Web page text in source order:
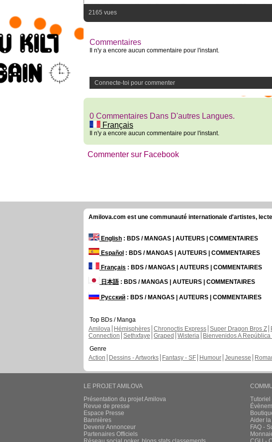
2165 vues
Commentaires
Il n'y a encore aucun commentaire pour l'instant.
Connecte-toi pour commenter
0 Commentaires Dans D'autres Langues.
Français
Il n'y a encore aucun commentaire pour l'instant.
Commenter sur Facebook
Amilova.com est une communauté internationale d'artistes,
English : BDS / MANGAS | AUTEURS | COMMENTAIRES
Español : BDS / MANGAS | AUTEURS | COMMENTAIRES
Français : BDS / MANGAS | AUTEURS | COMMENTAIRES
日本語: BDS / MANGAS | AUTEURS | COMMENTAIRES
Русский : BDS / MANGAS | AUTEURS | COMMENTAIRES
Top BDs / Manga
Amilova
Hémisphères Chronoctis Express Super Dragon Bros Z
Connection Sethxfaye Graped Wisteria Bienvenidos A República
Genre
Action
Dessins - Artworks Fantasy - SF Humour Jeunesse
LE PROJET AMILOVA
Présentation du projet Amilova
Revue de presse
Espace Presse
Bannières
Devenir Annonceur
Partenaires Officiels
Tutoriel
Aider
FAQ -